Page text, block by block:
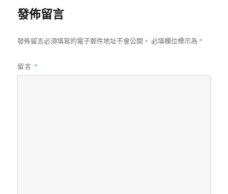
發佈留言
發佈留言必須填寫的電子郵件地址不會公開。 必填欄位標示為 *
留言 *